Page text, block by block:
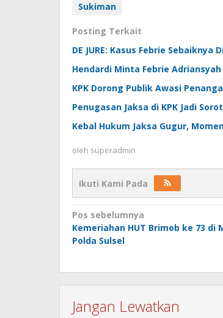
Sukiman
Posting Terkait
DE JURE: Kasus Febrie
Hendardi Minta Febrie
KPK Dorong Publik Awasi
Penugasan Jaksa di KPK Jadi
Kebal Hukum Jaksa Gugur,
oleh superadmin
Ikuti Kami Pada
Navigasi
pos
Pos sebelumnya
Kemeriahan HUT Brimob ke 73 di
Polda Sulsel
Jangan Lewatkan